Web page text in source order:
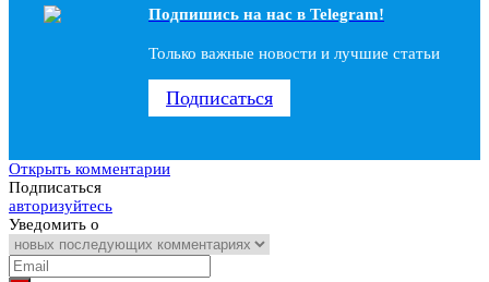
Подпишись на наc в Telegram!
Только важные новости и лучшие статьи
Подписаться
Открыть комментарии
Подписаться
авторизуйтесь
Уведомить о